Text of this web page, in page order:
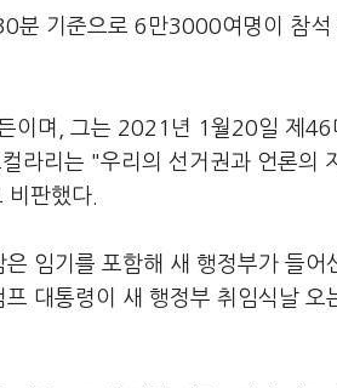
분 기준으로 6만3000여명이 참석
이며, 그는 2021년 1월20일 제46
라리는 "우리의 선거권과 언론의
판했다.
임기를 포함해 새 행정부가 들어
대통령이 새 행정부 취임식날 오